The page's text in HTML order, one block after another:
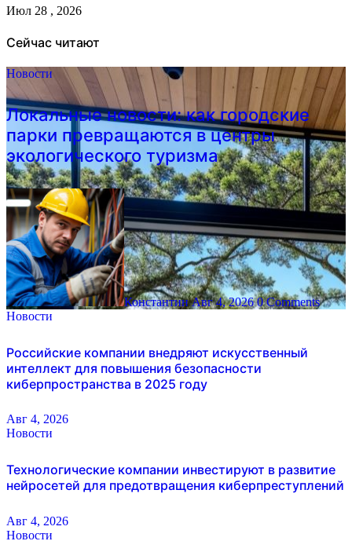
Июл 28 , 2026
Сейчас читают
Новости
Локальные новости: как городские
парки превращаются в центры
экологического туризма
КонстантинАвг 4, 2026 0 Comments
Новости
Российские компании внедряют искусственный
интеллект для повышения безопасности
киберпространства в 2025 году
Авг 4, 2026
Новости
Технологические компании инвестируют в развитие
нейросетей для предотвращения киберпреступлений
Авг 4, 2026
Новости